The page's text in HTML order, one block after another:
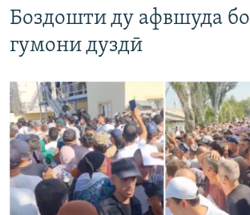
Боздошти ду афвшуда бо
гумони дуздӣ